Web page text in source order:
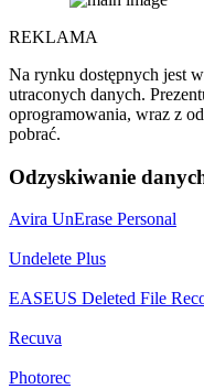
REKLAMA
Na rynku dostępnych jest
utraconych danych.
oprogramowania, wraz z
pobrać.
Odzyskiwanie
Avira UnErase Personal
Undelete Plus
EASEUS Deleted File
Recuva
Photorec